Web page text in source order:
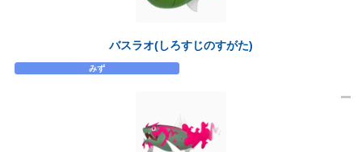
バスラオ(しろすじのすがた)
みず